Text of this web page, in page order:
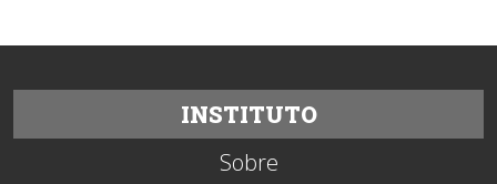
INSTITUTO
Sobre